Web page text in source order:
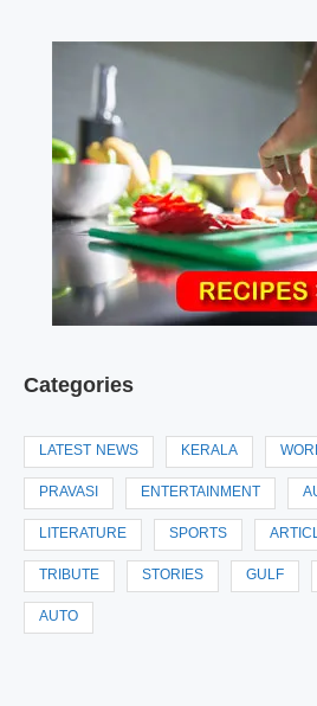
Categories
LATEST NEWS KERALA
PRAVASI ENTERTAINMENT
LITERATURE SPORTS
TRIBUTE STORIES GULF
AUTO